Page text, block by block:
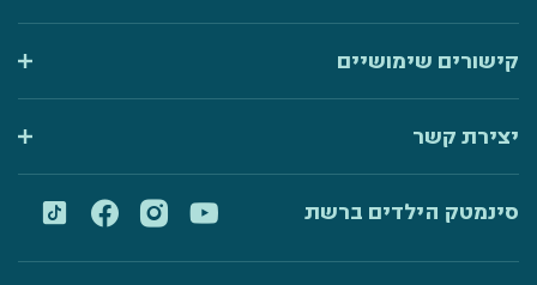
קישורים שימושיים
יצירת קשר
סינמטק הילדים ברשת